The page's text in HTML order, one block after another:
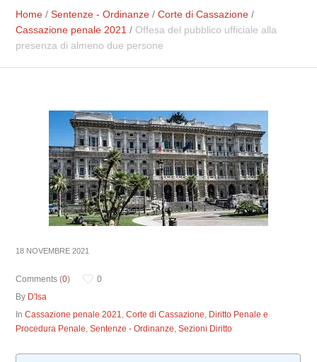
Home /Sentenze - Ordinanze /Corte di Cassazione /
Cassazione penale 2021 / Offesa del pubblico ufficiale alla
presenza di almeno due persone
18 NOVEMBRE 2021
Comments (0)
0
By D'Isa
InCassazione penale 2021,Corte di Cassazione, Diritto Penale e
Procedura Penale,Sentenze - Ordinanze,Sezioni Diritto